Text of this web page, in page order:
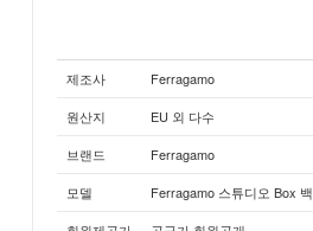
제조사
Ferragamo
원산지
EU 외 다수
브랜드
Ferragamo
모델
Ferragamo 스튜디오 Box 백